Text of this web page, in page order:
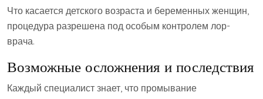
Что касается детского возраста и беременных женщин,
процедура разрешена под особым контролем лор-
врача.
Возможные осложнения и последствия
Каждый специалист знает, что промывание